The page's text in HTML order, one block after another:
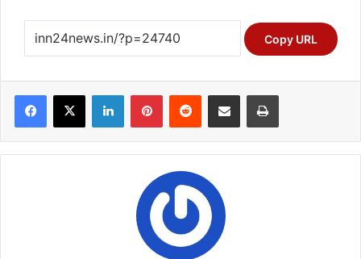
Copy URL
Facebook
X LinkedInPinterestReddit Share via Email Print